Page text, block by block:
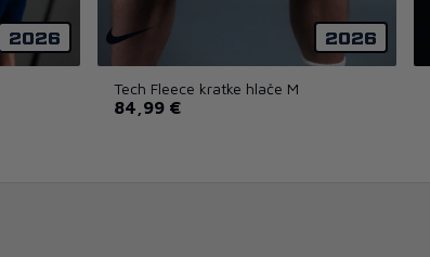
2026 2026
Tech Fleece kratke hlače M
84,99 €